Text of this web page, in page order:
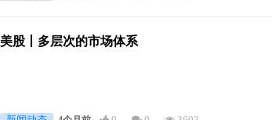
美股丨多层次的市场体系